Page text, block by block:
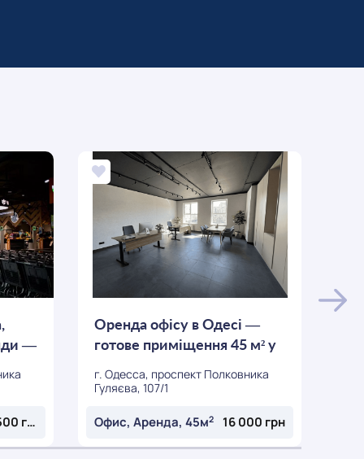
—
35 500 грн
Оренда офісу в Одесі —
готове приміщення 45 м² у
г. Одесса, проспект Полковника
Гуляєва, 107/1
Офис, Аренда, 45м2
16 000 грн
ОСТАВИТЬ ЗАЯВКУ